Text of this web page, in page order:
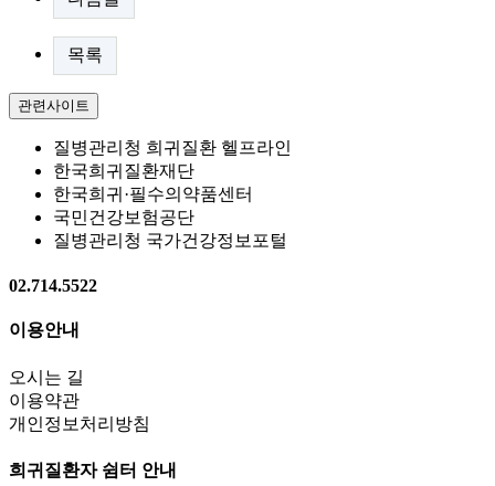
목록
관련사이트
질병관리청 희귀질환 헬프라인
한국희귀질환재단
한국희귀·필수의약품센터
국민건강보험공단
질병관리청 국가건강정보포털
02.714.5522
이용안내
오시는 길
이용약관
개인정보처리방침
희귀질환자 쉼터 안내